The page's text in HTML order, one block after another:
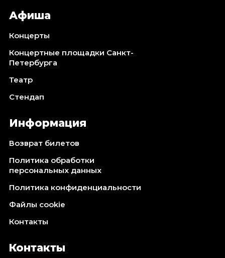
Афиша
Концерты
Концертные площадки Санкт-
Петербурга
Театр
Стендап
Информация
Возврат билетов
Политика обработки
персональных данных
Политика конфиденциальности
Файлы cookie
Контакты
Контакты